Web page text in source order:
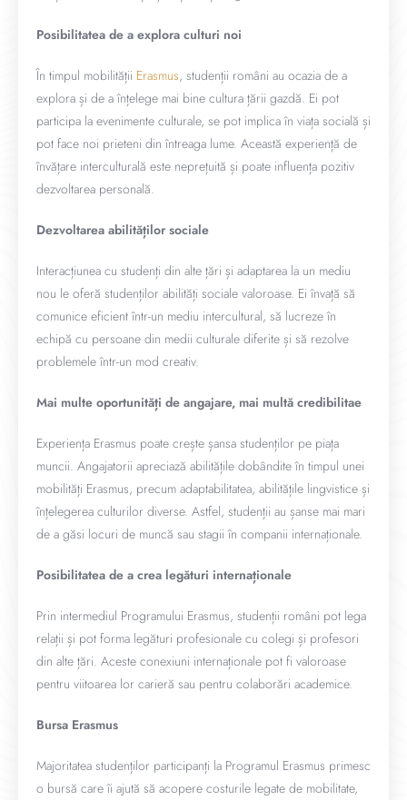
Posibilitatea de a explora culturi noi
În timpul mobilității Erasmus, studenții români au ocazia de a
explora și de a înțelege mai bine cultura țării gazdă. Ei pot
participa la evenimente culturale, se pot implica în viața socială și
pot face noi prieteni din întreaga lume. Această experiență de
învățare interculturală este neprețuită și poate influența pozitiv
dezvoltarea personală.
Dezvoltarea abilităților sociale
Interacțiunea cu studenți din alte țări și adaptarea la un mediu
nou le oferă studenților abilități sociale valoroase. Ei învață să
comunice eficient într-un mediu intercultural, să lucreze în
echipă cu persoane din medii culturale diferite și să rezolve
problemele într-un mod creativ.
Mai multe oportunități de angajare, mai multă credibilitae
Experiența Erasmus poate crește șansa studenților pe piața
muncii. Angajatorii apreciază abilitățile dobândite în timpul unei
mobilități Erasmus, precum adaptabilitatea, abilitățile lingvistice și
înțelegerea culturilor diverse. Astfel, studenții au șanse mai mari
de a găsi locuri de muncă sau stagii în companii internaționale.
Posibilitatea de a crea legături internaționale
Prin intermediul Programului Erasmus, studenții români pot lega
relații și pot forma legături profesionale cu colegi și profesori
din alte țări. Aceste conexiuni internaționale pot fi valoroase
pentru viitoarea lor carieră sau pentru colaborări academice.
Bursa Erasmus
Majoritatea studenților participanți la Programul Erasmus primesc
o bursă care îi ajută să acopere costurile legate de mobilitate,